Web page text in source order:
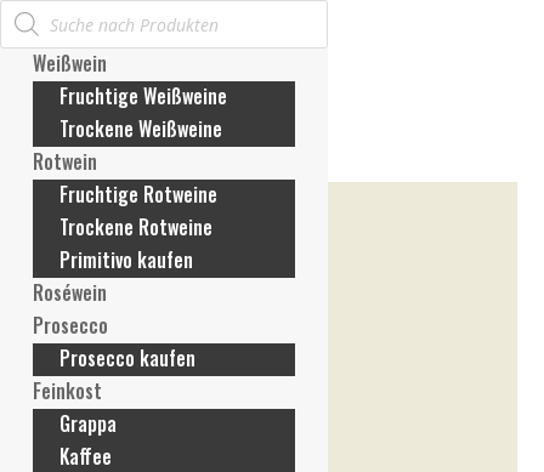
Mein Konto
Anmelden / Konto erstellen
Meine Bestellungen
Meine Rechnungen
Meine Adresse
Meine Zahlungsmethoden
Konto-Details
Passwort vergessen
Wunschliste
Mein Warenkorb
Products
search
Weißwein
Fruchtige Weißweine
Trockene Weißweine
Rotwein
Fruchtige Rotweine
Trockene Rotweine
Primitivo kaufen
Roséwein
Prosecco
Prosecco kaufen
Feinkost
Grappa
Kaffee